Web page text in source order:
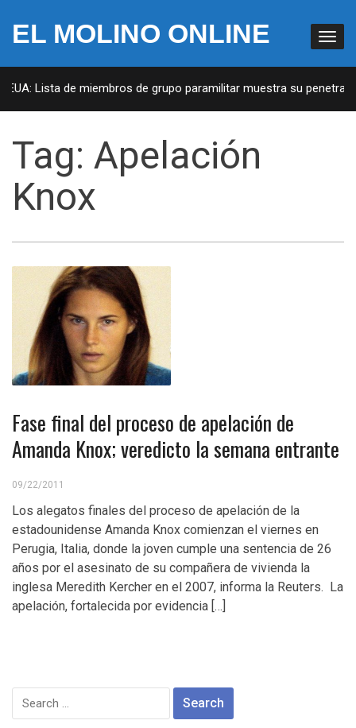
EL MOLINO ONLINE
Lista de miembros de grupo paramilitar muestra su
Tag: Apelación
Knox
Fase final del proceso de apelación de
Amanda Knox; veredicto la semana entrante
09/22/2011
Los alegatos finales del proceso de apelación de la
estadounidense Amanda Knox comienzan el viernes en
Perugia, Italia, donde la joven cumple una sentencia de 26
años por el asesinato de su compañera de vivienda la
inglesa Meredith Kercher en el 2007, informa la Reuters. La
apelación, fortalecida por evidencia […]
Search
for: